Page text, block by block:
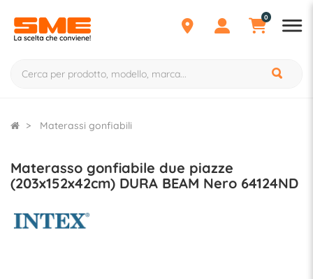
0
Materassi gonfiabili
Materasso gonfiabile due piazze
(203x152x42cm) DURA BEAM Nero 64124ND